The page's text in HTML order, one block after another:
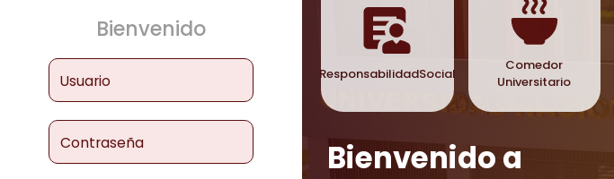
Bienvenido
Usuario
Contraseña
ResponsabilidadSocial
Comedor
Universitario
Bienvenido a